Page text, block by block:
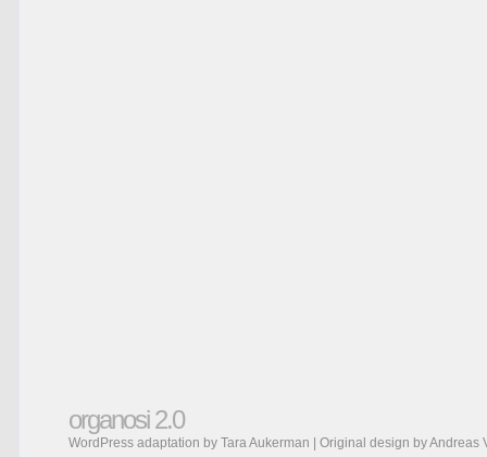
organosi 2.0
WordPress adaptation by Tara Aukerman | Original design byAndreas